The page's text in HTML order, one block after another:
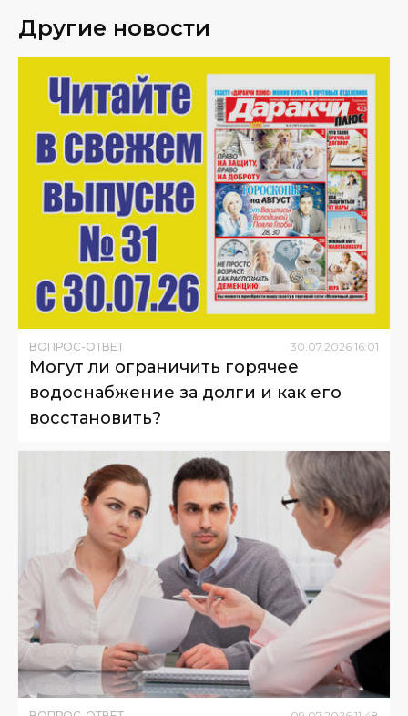
Другие новости
ВОПРОС-ОТВЕТ 30 07 2026 16:01
Могут ли ограничить горячее
водоснабжение за долги и как его
восстановить?